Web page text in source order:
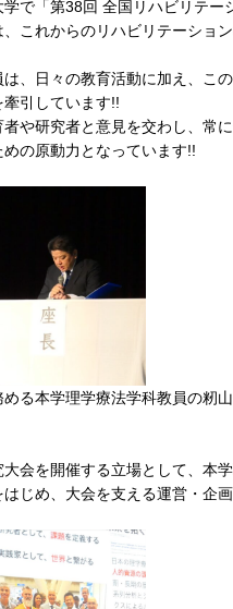
学で「第38回 全国リハビリテー
、これからのリハビリテーショ
、日々の教育活動に加え、こ
牽引しています!!
や研究者と意見を交わし、常
の原動力となっています!!
める本学理学療法学科教員の籾山
会を開催する立場として、本
はじめ、大会を支える運営・企